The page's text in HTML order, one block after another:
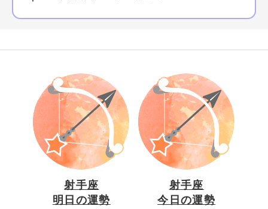
花香美樹
タロットカードとオ
ーラの併用で鑑定を
します。
問題をスッキリと解
決してくれると評判
高い鑑定師